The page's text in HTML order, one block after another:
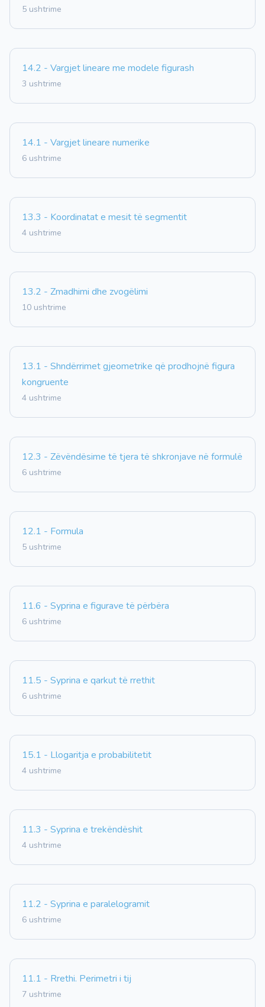
5 ushtrime
14.2 - Vargjet lineare me modele figurash
3 ushtrime
14.1 - Vargjet lineare numerike
6 ushtrime
13.3 - Koordinatat e mesit të segmentit
4 ushtrime
13.2 - Zmadhimi dhe zvogëlimi
10 ushtrime
13.1 - Shndërrimet gjeometrike që prodhojnë figura
kongruente
4 ushtrime
12.3 - Zëvëndësime të tjera të shkronjave në formulë
6 ushtrime
12.1 - Formula
5 ushtrime
11.6 - Syprina e figurave të përbëra
6 ushtrime
11.5 - Syprina e qarkut të rrethit
6 ushtrime
15.1 - Llogaritja e probabilitetit
4 ushtrime
11.3 - Syprina e trekëndëshit
4 ushtrime
11.2 - Syprina e paralelogramit
6 ushtrime
11.1 - Rrethi. Perimetri i tij
7 ushtrime